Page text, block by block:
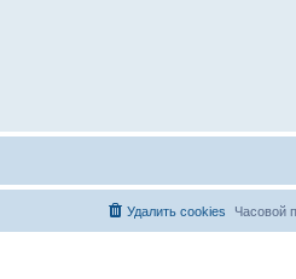
Часовой
Удалить cookies